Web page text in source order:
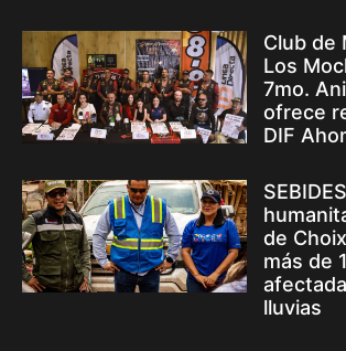
Club de
Los
7mo.
ofrece
DIF
de
más de
lluvias